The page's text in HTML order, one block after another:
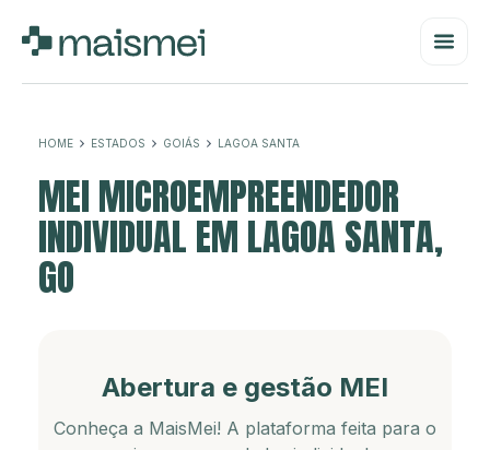
HOME ESTADOS GOIÁS LAGOA SANTA
MEI MICROEMPREENDEDOR
INDIVIDUAL EM LAGOA SANTA,
GO
Abertura e gestão MEI
Conheça a MaisMei! A plataforma feita para o